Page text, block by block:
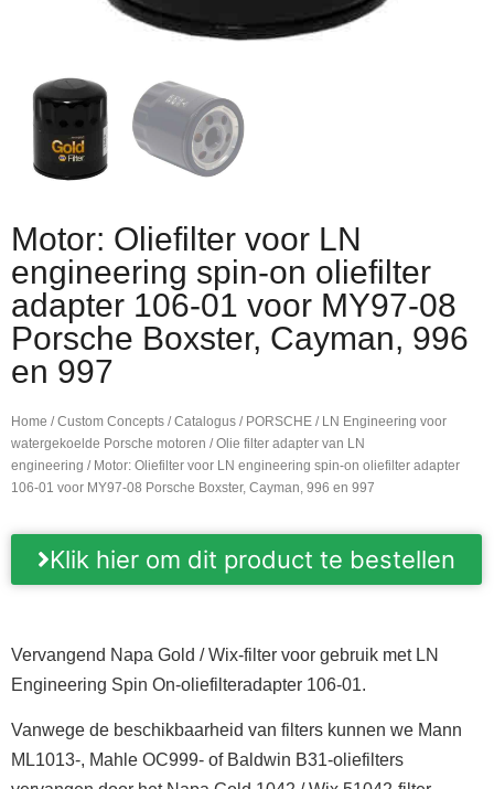
Motor: Oliefilter voor LN
engineering spin-on oliefilter
adapter 106-01 voor MY97-08
Porsche Boxster, Cayman, 996
en 997
Home /Custom Concepts /Catalogus / PORSCHE / LN Engineering voor
watergekoelde Porsche motoren /Olie filter adapter van LN
engineering / Motor: Oliefilter voor LN engineering spin-on oliefilter adapter
106-01 voor MY97-08 Porsche Boxster, Cayman, 996 en 997
Klik hier om dit product te bestellen
Vervangend Napa Gold / Wix-filter voor gebruik met LN
Engineering Spin On-oliefilteradapter 106-01.
Vanwege de beschikbaarheid van filters kunnen we Mann
ML1013-, Mahle OC999- of Baldwin B31-oliefilters